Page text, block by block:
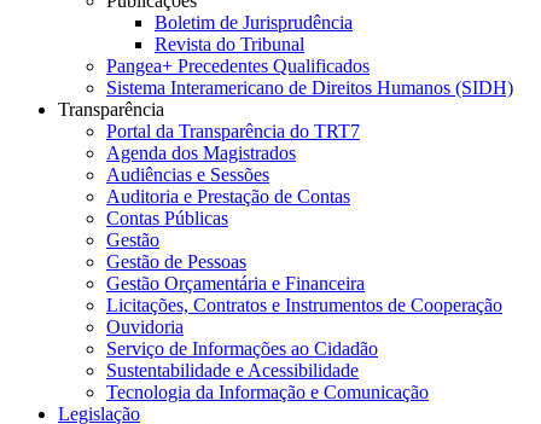
Boletim de Jurisprudência
Revista do Tribunal
Pangea+ Precedentes Qualificados
Sistema Interamericano de Direitos Humanos (SIDH)
Transparência
Portal da Transparência do TRT7
Agenda dos Magistrados
Audiências e Sessões
Auditoria e Prestação de Contas
Contas Públicas
Gestão
Gestão de Pessoas
Gestão Orçamentária e Financeira
Licitações, Contratos e Instrumentos de Cooperação
Ouvidoria
Serviço de Informações ao Cidadão
Sustentabilidade e Acessibilidade
Tecnologia da Informação e Comunicação
Legislação